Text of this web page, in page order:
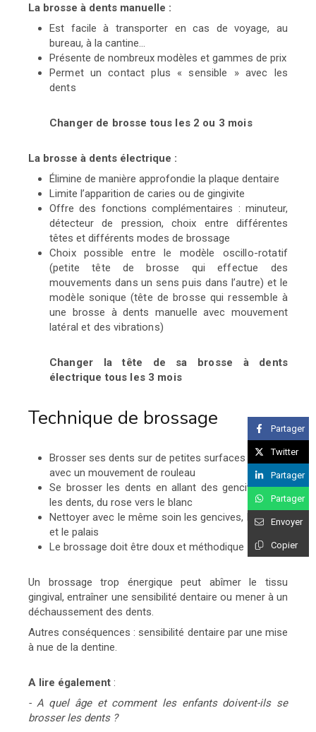
La brosse à dents manuelle :
Est facile à transporter en cas de voyage, au
bureau, à la cantine…
Présente de nombreux modèles et gammes de prix
Permet un contact plus « sensible » avec les
dents
Changer de brosse tous les 2 ou 3 mois
La brosse à dents électrique :
Élimine de manière approfondie la plaque dentaire
Limite l’apparition de caries ou de gingivite
Offre des fonctions complémentaires : minuteur,
détecteur de pression, choix entre différentes
têtes et différents modes de brossage
Choix possible entre le modèle oscillo-rotatif
(petite tête de brosse qui effectue des
mouvements dans un sens puis dans l’autre) et le
modèle sonique (tête de brosse qui ressemble à
une brosse à dents manuelle avec mouvement
latéral et des vibrations)
Changer la tête de sa brosse à dents
électrique tous les 3 mois
Technique de brossage
Brosser ses dents sur de petites surfaces à la fois,
avec un mouvement de rouleau
Se brosser les dents en allant des gencives vers
les dents, du rose vers le blanc
Nettoyer avec le même soin les gencives, la langue
et le palais
Le brossage doit être doux et méthodique
Un brossage trop énergique peut abîmer le tissu
gingival, entraîner une sensibilité dentaire ou mener à un
déchaussement des dents.
Autres conséquences : sensibilité dentaire par une mise
à nue de la dentine.
A lire également :
- A quel âge et comment les enfants doivent-ils se
brosser les dents ?
Partager
Twitter
Partager
Partager
Envoyer
Copier